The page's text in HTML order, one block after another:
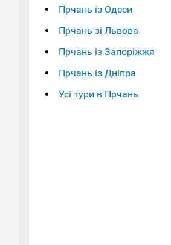
Прчань із Одеси
Прчань зі Львова
Прчань із Запоріжжя
Прчань із Дніпра
Усі тури в Прчань